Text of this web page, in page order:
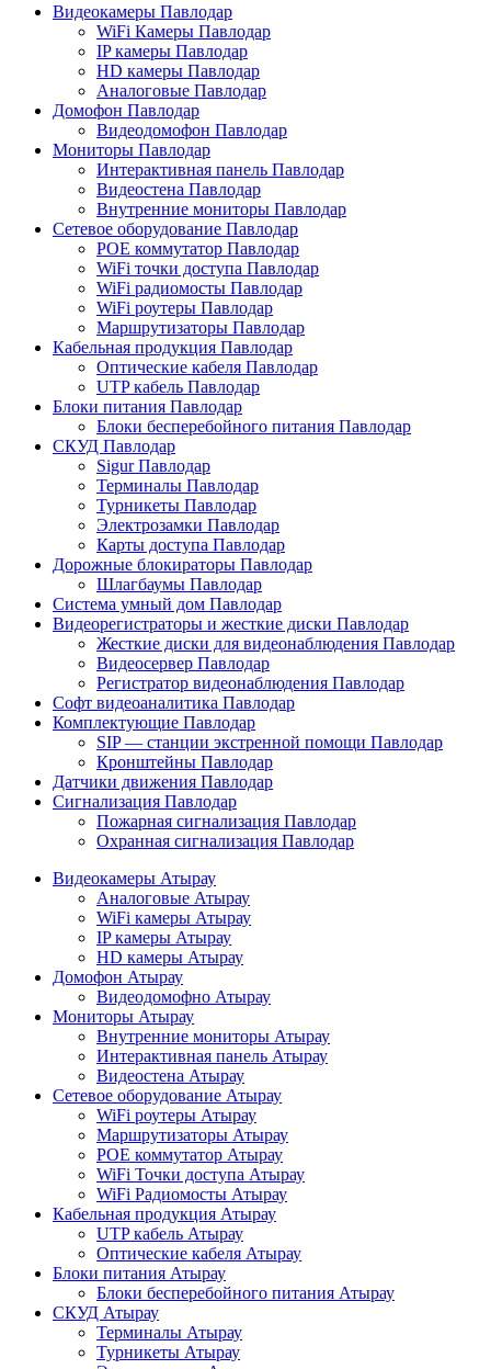
Видеокамеры Павлодар
WiFi Камеры Павлодар
IP камеры Павлодар
HD камеры Павлодар
Аналоговые Павлодар
Домофон Павлодар
Видеодомофон Павлодар
Мониторы Павлодар
Интерактивная панель Павлодар
Видеостена Павлодар
Внутренние мониторы Павлодар
Сетевое оборудование Павлодар
POE коммутатор Павлодар
WiFi точки доступа Павлодар
WiFi радиомосты Павлодар
WiFi роутеры Павлодар
Маршрутизаторы Павлодар
Кабельная продукция Павлодар
Оптические кабеля Павлодар
UTP кабель Павлодар
Блоки питания Павлодар
Блоки бесперебойного питания Павлодар
СКУД Павлодар
Sigur Павлодар
Терминалы Павлодар
Турникеты Павлодар
Электрозамки Павлодар
Карты доступа Павлодар
Дорожные блокираторы Павлодар
Шлагбаумы Павлодар
Система умный дом Павлодар
Видеорегистраторы и жесткие диски Павлодар
Жесткие диски для видеонаблюдения Павлодар
Видеосервер Павлодар
Регистратор видеонаблюдения Павлодар
Софт видеоаналитика Павлодар
Комплектующие Павлодар
SIP — станции экстренной помощи Павлодар
Кронштейны Павлодар
Датчики движения Павлодар
Сигнализация Павлодар
Пожарная сигнализация Павлодар
Охранная сигнализация Павлодар
Видеокамеры Атырау
Аналоговые Атырау
WiFi камеры Атырау
IP камеры Атырау
HD камеры Атырау
Домофон Атырау
Видеодомофно Атырау
Мониторы Атырау
Внутренние мониторы Атырау
Интерактивная панель Атырау
Видеостена Атырау
Сетевое оборудование Атырау
WiFi роутеры Атырау
Маршрутизаторы Атырау
POE коммутатор Атырау
WiFi Точки доступа Атырау
WiFi Радиомосты Атырау
Кабельная продукция Атырау
UTP кабель Атырау
Оптические кабеля Атырау
Блоки питания Атырау
Блоки бесперебойного питания Атырау
СКУД Атырау
Терминалы Атырау
Турникеты Атырау